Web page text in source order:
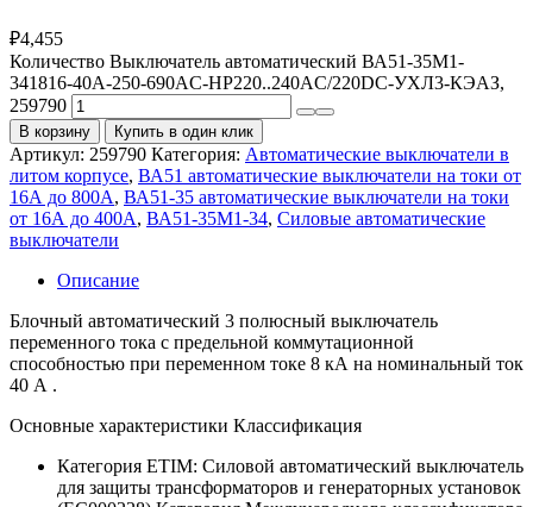
₽4,455
Количество Выключатель автоматический ВА51-35М1-
341816-40А-250-690AC-НР220..240AC/220DC-УХЛ3-КЭАЗ,
259790
В корзину Купить в один клик
Артикул: 259790 Категория: Автоматические выключатели в
литом корпусе, ВА51 автоматические выключатели на токи от
16А до 800А, ВА51-35 автоматические выключатели на токи
от 16А до 400А, ВА51-35М1-34, Силовые автоматические
выключатели
Описание
Блочный автоматический 3 полюсный выключатель
переменного тока с предельной коммутационной
способностью при переменном токе 8 кА на номинальный ток
40 А .
Основные характеристики Классификация
Категория ETIM: Силовой автоматический выключатель
для защиты трансформаторов и генераторных установок